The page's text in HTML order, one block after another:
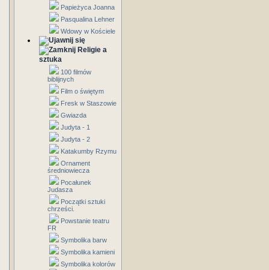
Papieżyca Joanna
Pasqualina Lehner
Wdowy w Kościele
Religie a
sztuka
100 filmów
biblijnych
Film o świętym
Fresk w Staszowie
Gwiazda
Judyta - 1
Judyta - 2
Katakumby Rzymu
Ornament
średniowiecza
Pocałunek
Judasza
Początki sztuki
chrześci.
Powstanie teatru
FR
Symbolika barw
Symbolika kamieni
Symbolika kolorów